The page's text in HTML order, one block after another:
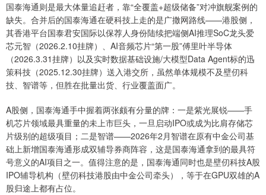
国泰海通则是最大体量追赶者，靠“全覆盖+超级储备”对冲旗舰案例的
缺失。合并后的国泰海通在硬科技上走的是广撒网路线——港股侧，
其香港平台国泰君安国际以保荐人身份陆续把端侧AI推理SoC龙头爱
芯元智（2026.2.10挂牌）、AI音频芯片“第一股”傅里叶半导体
（2026.3.31挂牌）以及实时数据基础设施/大模型Data Agent标的迅
策科技（2025.12.30挂牌）送入港交所，虽然单体规模不及壁仞科
技、智谱等，但胜在批量出货、行业覆盖面广。
A股侧，国泰海通手中握着两张颇有分量的牌：一是紫光展锐——手
机芯片领域最具重量的未上市巨头，一旦启动IPO或成为比肩存储芯
片级别的超级项目；二是智谱——2026年2月智谱在原有中金公司基
础上新增国泰海通形成双辅导券商阵容，这是国泰海通拿到的最具符
号意义的AI项目之一。值得注意的是，国泰海通同时也是壁仞科技A股
IPO辅导机构（壁仞科技港股由中金公司牵头），等于在GPU双雄的A
股归途上都有占位。